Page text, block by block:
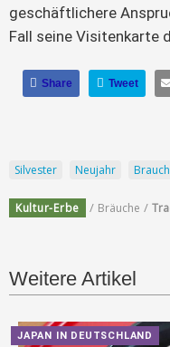
geschäftlichere
Fall seine Visitenkarte
Share Tweet
Silvester Neujahr Brauch
Kultur-Erbe / Bräuche /
Weitere Artikel
JAPAN IN DEUTSCHLAND